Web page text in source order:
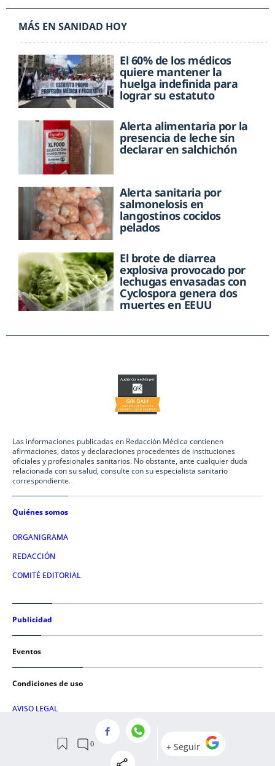
MÁS EN SANIDAD HOY
El 60% de los médicos
quiere mantener la
huelga indefinida para
lograr su estatuto
Alerta alimentaria por la
presencia de leche sin
declarar en salchichón
Alerta sanitaria por
salmonelosis en
langostinos cocidos
pelados
El brote de diarrea
explosiva provocado por
lechugas envasadas con
Cyclospora genera dos
muertes en EEUU
Las informaciones publicadas en Redacción Médica contienen
afirmaciones, datos y declaraciones procedentes de instituciones
oficiales y profesionales sanitarios. No obstante, ante cualquier duda
relacionada con su salud, consulte con su especialista sanitario
correspondiente.
Quiénes somos
ORGANIGRAMA
REDACCIÓN
COMITÉ EDITORIAL
Publicidad
Eventos
Condiciones de uso
AVISO LEGAL
POLÍTICA DE COOKIES